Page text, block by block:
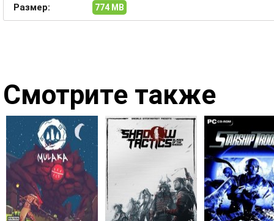
Размер: 774 MB
Смотрите также